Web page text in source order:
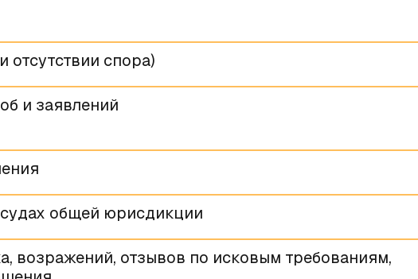
спора)
и заявлений
общей юрисдикции
возражений, отзывов по исковым требованиям,